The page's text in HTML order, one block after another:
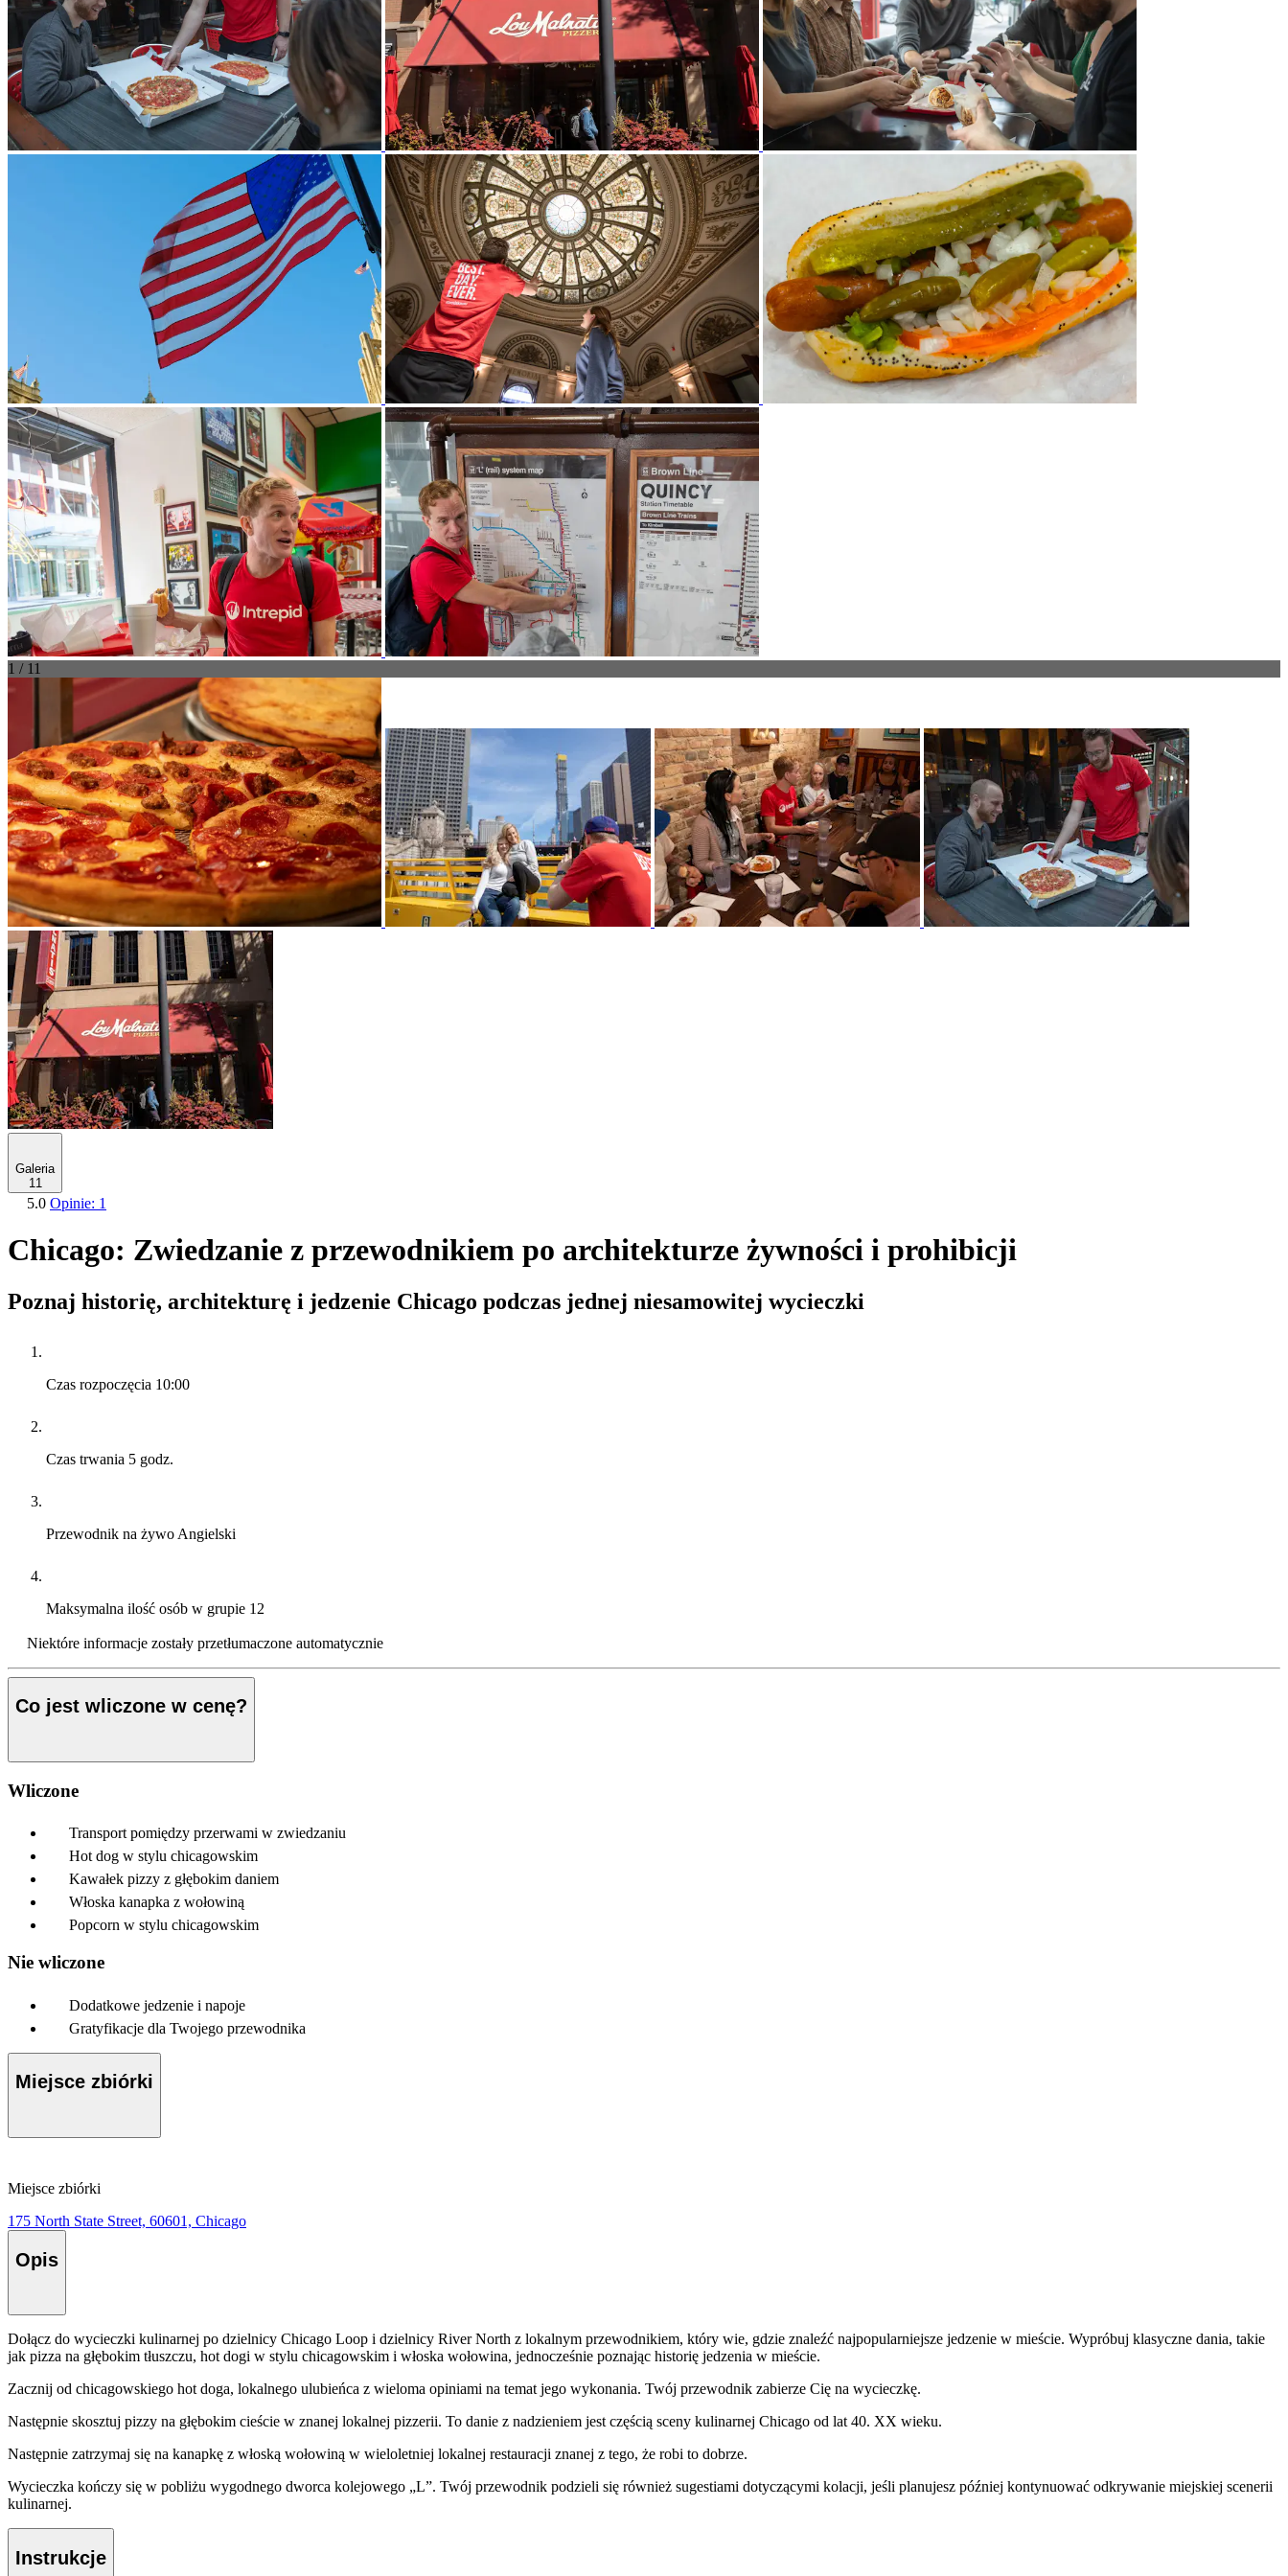
1 / 11
Galeria
11
5.0 Opinie: 1
Chicago: Zwiedzanie z przewodnikiem po architekturze żywności i prohibicji
Poznaj historię, architekturę i jedzenie Chicago podczas jednej niesamowitej wycieczki
Czas rozpoczęcia 10:00
Czas trwania 5 godz.
Przewodnik na żywo Angielski
Maksymalna ilość osób w grupie 12
Niektóre informacje zostały przetłumaczone automatycznie
Co jest wliczone w cenę?
Wliczone
Transport pomiędzy przerwami w zwiedzaniu
Hot dog w stylu chicagowskim
Kawałek pizzy z głębokim daniem
Włoska kanapka z wołowiną
Popcorn w stylu chicagowskim
Nie wliczone
Dodatkowe jedzenie i napoje
Gratyfikacje dla Twojego przewodnika
Miejsce zbiórki
Miejsce zbiórki
175 North State Street, 60601, Chicago
Opis
Dołącz do wycieczki kulinarnej po dzielnicy Chicago Loop i dzielnicy River North z lokalnym przewodnikiem, który wie, gdzie znaleźć najpopularniejsze jedzenie w mieście. Wypróbuj klasyczne dania, takie
jak pizza na głębokim tłuszczu, hot dogi w stylu chicagowskim i włoska wołowina, jednocześnie poznając historię jedzenia w mieście.
Zacznij od chicagowskiego hot doga, lokalnego ulubieńca z wieloma opiniami na temat jego wykonania. Twój przewodnik zabierze Cię na wycieczkę.
Następnie skosztuj pizzy na głębokim cieście w znanej lokalnej pizzerii. To danie z nadzieniem jest częścią sceny kulinarnej Chicago od lat 40. XX wieku.
Następnie zatrzymaj się na kanapkę z włoską wołowiną w wieloletniej lokalnej restauracji znanej z tego, że robi to dobrze.
Wycieczka kończy się w pobliżu wygodnego dworca kolejowego „L”. Twój przewodnik podzieli się również sugestiami dotyczącymi kolacji, jeśli planujesz później kontynuować odkrywanie miejskiej scenerii
kulinarnej.
Instrukcje